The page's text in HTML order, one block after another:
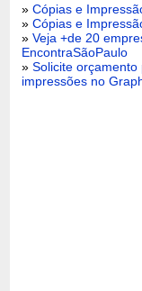
»Cópias e
»Cópias e
»Veja +de 20
EncontraSãoPaulo
»Solicite
impressões no